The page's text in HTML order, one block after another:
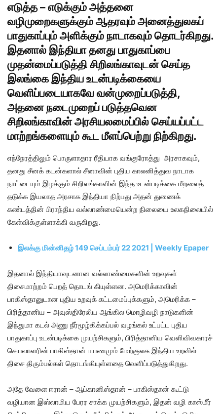
எடுத்த – எடுக்கும் அத்தனை
வழிமுறைகளுக்கும் ஆதரவும் அனைத்துலகப்
பாதுகாப்பும் அளிக்கும் நாடாகவும் தொடர்கிறது.
இதனால் இந்தியா தனது பாதுகாப்பை
முதன்மைப்படுத்தி சிறிலங்காவுடன் செய்த
இலங்கை இந்திய உடன்படிக்கையை
வெளிப்படையாகவே வன்முறைப்படுத்தி,
அதனை நடைமுறைப் படுத்தவென
சிறிலங்காவின் அரசியலமைப்பில் செய்யப்பட்ட
மாற்றங்களையும் கூட மீளப்பெற்று நிற்கிறது.
எந்நேரத்திலும் பொருளாதார ரீதியாக வங்குரோத்து அரசாகவும்,
தனது சீனக் கடன்களால் சீனாவின் புதிய காலனித்துவ நாடாக
நாட்டையும் இழக்கும் சிறிலங்காவின் இந்த உடன்படிக்கை மீறலைத்
தடுக்க இயலாத அரசாக இந்தியா நிற்பது அதன் துணைக்
கண்டத்தின் பிராந்திய வல்லாண்மையென்ற நிலையை உலகநிலையில்
கேள்விக்குள்ளாக்கி வருகிறது.
இலக்கு மின்னிதழ் 149 செப்டம்பர் 22 2021 | Weekly Epaper
இதனால் இந்தியாவுடனான வல்லாண்மைகளின் உறவுகள்
திசைமாற்றம் பெறத் தொடங் கியுள்ளன. அமெரிக்காவின்
பாகிஸ்தானுடான புதிய உறவுக் கட்டமைப்புக்களும், அமெரிக்க –
பிரித்தானிய – அவுஸ்திரேலிய ஆங்கில மொழிவழி நாடுகளின்
இந்துமா கடல் அணு நீர்மூழ்கிக்கப்பல் வழங்கல் உட்பட்ட புதிய
பாதுகாப்பு உடன்படிக்கை முயற்சிகளும், பிரித்தானிய வெளிவிவகாரச்
செயலாளரின் பாகிஸ்தான் பயணமும் மேற்குலக இந்திய உறவில்
திசை திரும்பல்கள் தொடங்கியுள்ளதை வெளிப்படுத்துகிறது.
அதே வேளை ஈரான் – ஆப்கானிஸ்தான் – பாகிஸ்தான் கூட்டு
வழியான இஸ்லாமிய பேரர சாக்க முயற்சிகளும், இதன் வழி காஸ்மீர்